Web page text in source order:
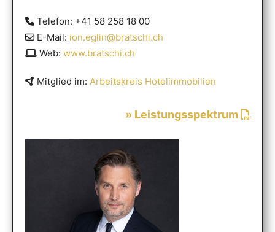
Telefon: +41 58 258 18 00
E-Mail: ion.eglin@bratschi.ch
Web: www.bratschi.ch
Mitglied im: Arbeitskreis Hotelimmobilien
» Leistungsspektrum